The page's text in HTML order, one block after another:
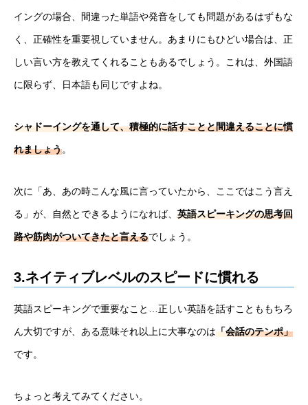
イングの場合、間違った単語や発音をしても問題があるはずもな
く、正確性を重要視していません。あまりにもひどい場合は、正
しい言い方を教えてくれることもあるでしょう。これは、外国語
に限らず、日本語も同じですよね。
シャドーイングを通して、積極的に話すことと間違えることに慣
れましょう。
次に「あ、あの時こんな風に言っていたから、ここではこう言え
る」が、自然とできるようになれば、 英語スピーキングの思考回
路や筋肉がついてきたと言えるでしょう。
3.ネイティブレベルのスピードに慣れる
英語スピーキングで重要なこと…正しい英語を話すことももちろ
ん大切ですが、ある意味それ以上に大事なのは「会話のテンポ」
です。
ちょっと考えてみてください。